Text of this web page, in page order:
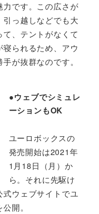
です。この広さが
っ越しなどでも大
、テントがなくて
られるため、アウ
が抜群なのです。
●ウェブでシミュレ
ーションもOK
ユーロボックスの
発売開始は2021年
1月18日（月）か
ら。それに先駆け
式ウェブサイトでユ
開。